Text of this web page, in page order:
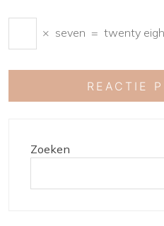
× seven = twenty
Zoeken